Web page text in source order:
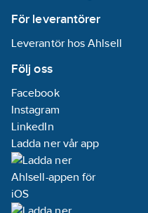
För leverantörer
Leverantör hos Ahlsell
Följ oss
Facebook
Instagram
LinkedIn
Ladda ner vår app